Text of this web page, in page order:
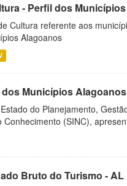
- Perfil dos
Cultura referente aos
Alagoanos
dos Municípios Alagoanos
do Planejamento,
Conhecimento (SINC),
Bruto do Turismo - AL